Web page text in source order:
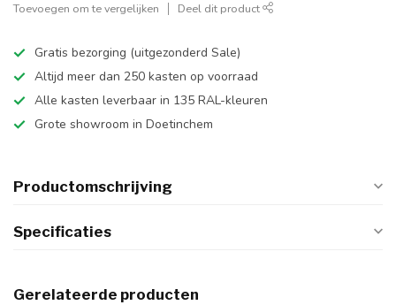
Toevoegen om te vergelijken Deel dit product
Gratis bezorging (uitgezonderd Sale)
Altijd meer dan 250 kasten op voorraad
Alle kasten leverbaar in 135 RAL-kleuren
Grote showroom in Doetinchem
Productomschrijving
Specificaties
Gerelateerde producten